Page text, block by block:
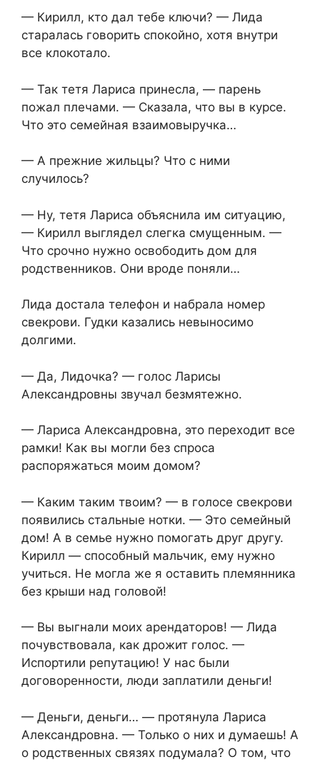
— Кирилл, кто дал тебе ключи? — Лида
старалась говорить спокойно, хотя внутри
все клокотало.
— Так тетя Лариса принесла, — парень
пожал плечами. — Сказала, что вы в курсе.
Что это семейная взаимовыручка…
— А прежние жильцы? Что с ними
случилось?
— Ну, тетя Лариса объяснила им ситуацию,
— Кирилл выглядел слегка смущенным. —
Что срочно нужно освободить дом для
родственников. Они вроде поняли…
Лида достала телефон и набрала номер
свекрови. Гудки казались невыносимо
долгими.
— Да, Лидочка? — голос Ларисы
Александровны звучал безмятежно.
— Лариса Александровна, это переходит все
рамки! Как вы могли без спроса
распоряжаться моим домом?
— Каким таким твоим? — в голосе свекрови
появились стальные нотки. — Это семейный
дом! А в семье нужно помогать друг другу.
Кирилл — способный мальчик, ему нужно
учиться. Не могла же я оставить племянника
без крыши над головой!
— Вы выгнали моих арендаторов! — Лида
почувствовала, как дрожит голос. —
Испортили репутацию! У нас были
договоренности, люди заплатили деньги!
— Деньги, деньги… — протянула Лариса
Александровна. — Только о них и думаешь! А
о родственных связях подумала? О том, что